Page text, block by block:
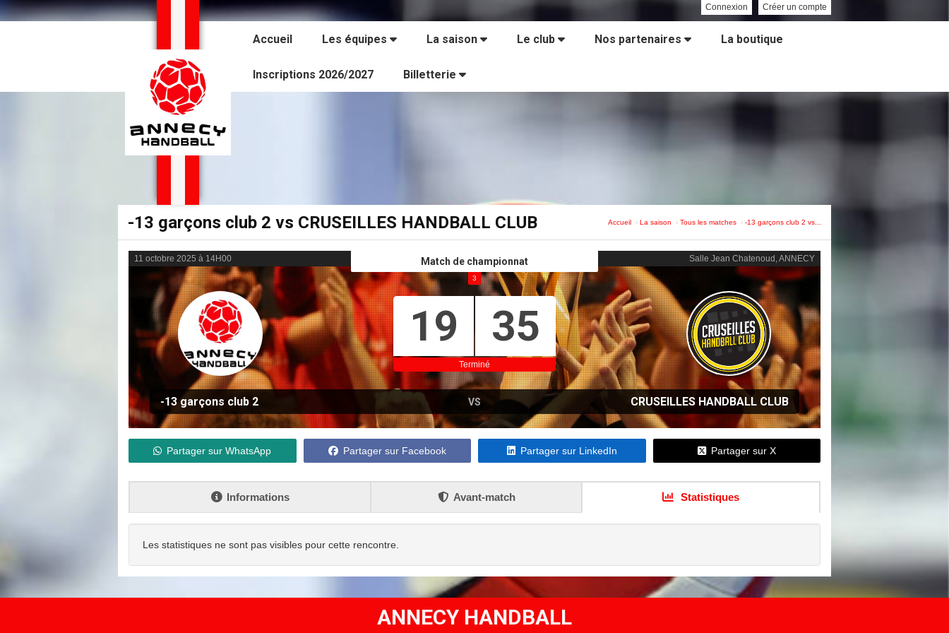
Connexion Créer un compte
Accueil Les équipes La saison Le club Nos partenaires La boutique
Inscriptions 2026/2027 Billetterie
-13 garçons club 2 vs CRUSEILLES HANDBALL CLUB Accueil La saison Tous les matches -13 garçons club 2 vs...
11 octobre 2025 à 14H00 Salle Jean Chatenoud, ANNECY
Match de championnat
3
19 35
Terminé
-13 garçons club 2 VS CRUSEILLES HANDBALL CLUB
Partager sur WhatsApp Partager sur Facebook Partager sur LinkedIn Partager sur X
Informations Avant-match Statistiques
Les statistiques ne sont pas visibles pour cette rencontre.
ANNECY HANDBALL
Panneau de gestion des cookies